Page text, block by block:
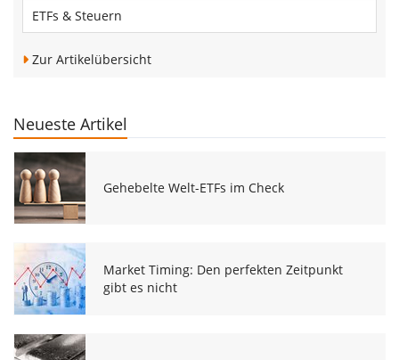
ETFs & Steuern
Zur Artikelübersicht
Neueste Artikel
Gehebelte Welt-ETFs im Check
Market Timing: Den perfekten Zeitpunkt
gibt es nicht